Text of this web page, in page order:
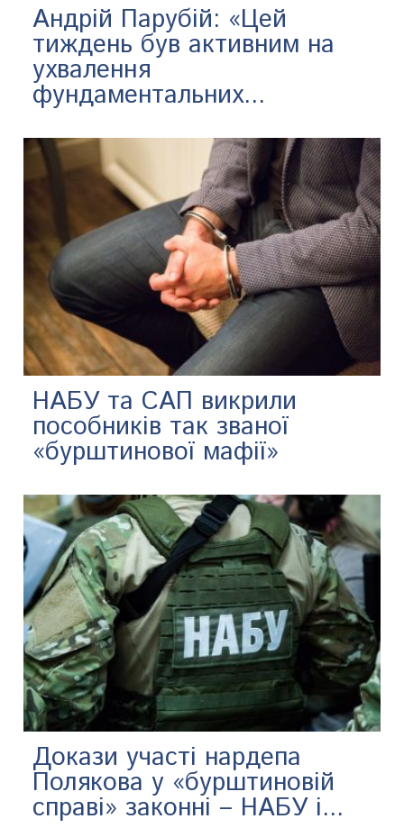
Андрій Парубій: «Цей
тиждень був активним на
ухвалення
фундаментальних...
НАБУ та САП викрили
пособників так званої
«бурштинової мафії»
Докази участі нардепа
Полякова у «бурштиновій
справі» законні – НАБУ і...